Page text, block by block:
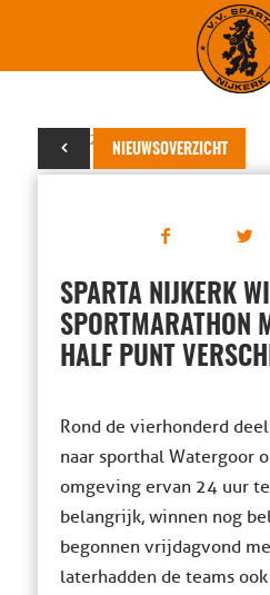
NIEUWSOVERZICHT
22 juni 2015
SPARTA NIJKERK
SPORTMARATHON
HALF PUNT
Rond de vierhonderd
naar sporthal Watergoor
omgeving ervan 24 uur
belangrijk, winnen nog
begonnen vrijdagvond
later hadden de teams